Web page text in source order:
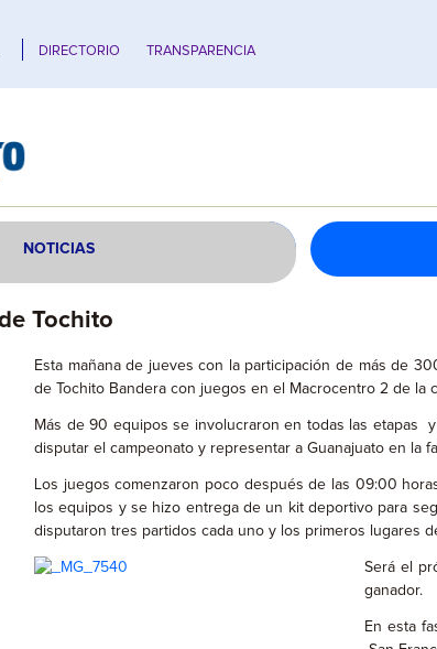
DIRECTORIO TRANSPARENCIA
NOTICIAS
Tochito
Esta mañana de jueves con la participación de más de
de Tochito Bandera con juegos en el Macrocentro 2 de la
Más de 90 equipos se involucraron en todas las etapas
disputar el campeonato y representar a Guanajuato en la
Los juegos comenzaron poco después de las 09:00
los equipos y se hizo entrega de un kit deportivo para
disputaron tres partidos cada uno y los primeros lugares
Será el
ganador.
En esta